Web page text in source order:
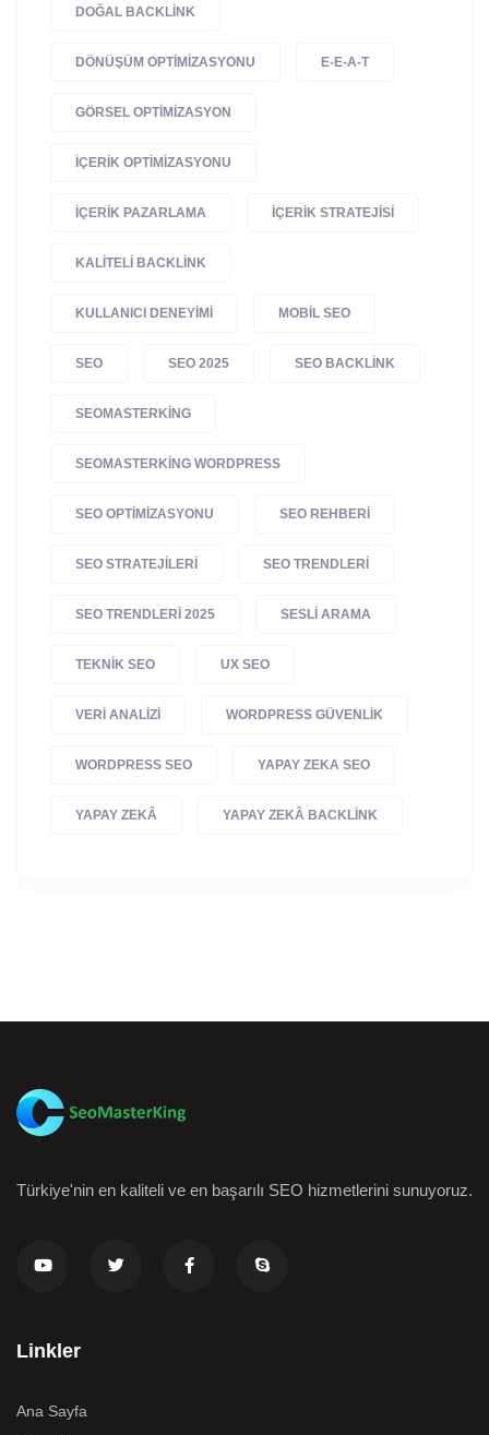
DOĞAL BACKLINK
DÖNÜŞÜM OPTIMIZASYONU E-E-A-T
GÖRSEL OPTIMIZASYON
IÇERIK OPTIMIZASYONU
IÇERIK PAZARLAMA IÇERIK STRATEJISI
KALITELI BACKLINK
KULLANICI DENEYIMI MOBIL SEO
SEO SEO 2025 SEO BACKLINK
SEOMASTERKING
SEOMASTERKING WORDPRESS
SEO OPTIMIZASYONU SEO REHBERI
SEO STRATEJILERI SEO TRENDLERI
SEO TRENDLERI 2025 SESLI ARAMA
TEKNIK SEO UX SEO
VERI ANALIZI WORDPRESS GÜVENLIK
WORDPRESS SEO YAPAY ZEKA SEO
YAPAY ZEKÂ YAPAY ZEKÂ BACKLINK
Türkiye'nin en kaliteli ve en başarılı SEO hizmetlerini sunuyoruz.
Linkler
Ana Sayfa